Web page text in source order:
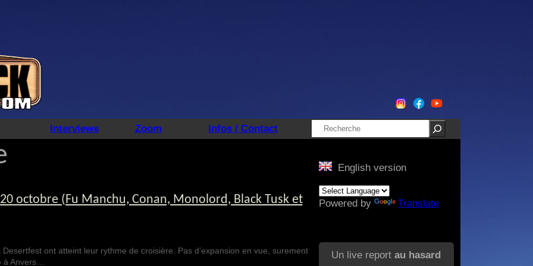
Interviews Zoom Infos / Contact Rechercher
20 octobre (Fu Manchu, Conan, Monolord, Black Tusk et
ont atteint leur rythme de croisière. Pas d’expansion en vue, surement
Anvers…
English version
Powered by Translate
Un live report au hasard